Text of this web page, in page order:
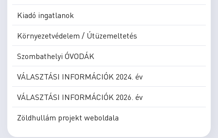
Kiadó ingatlanok
Környezetvédelem / Útüzemeltetés
Szombathelyi ÓVODÁK
VÁLASZTÁSI INFORMÁCIÓK 2024. év
VÁLASZTÁSI INFORMÁCIÓK 2026. év
Zöldhullám projekt weboldala